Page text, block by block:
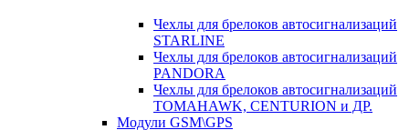
Чехлы для брелоков автосигнализаций
STARLINE
Чехлы для брелоков автосигнализаций
PANDORA
Чехлы для брелоков автосигнализаций
TOMAHAWK, CENTURION и ДР.
Модули GSM\GPS